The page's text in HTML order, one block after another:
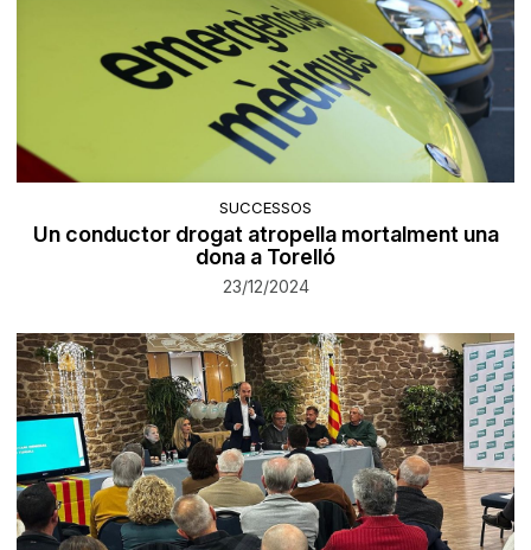
SUCCESSOS
Un conductor drogat atropella mortalment una
dona a Torelló
23/12/2024